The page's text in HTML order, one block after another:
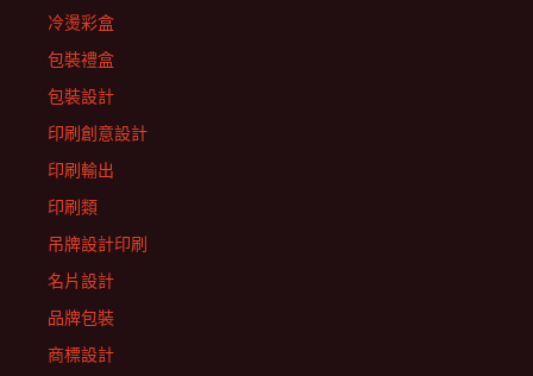
冷燙彩盒
包裝禮盒
包裝設計
印刷創意設計
印刷輸出
印刷類
吊牌設計印刷
名片設計
品牌包裝
商標設計